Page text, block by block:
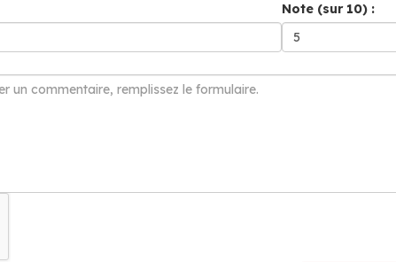
Note (sur 10) :